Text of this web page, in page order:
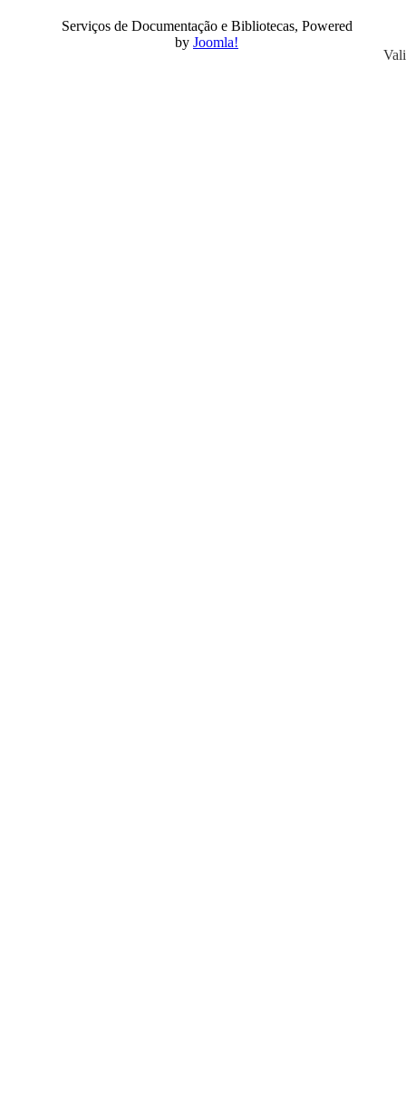
Serviços de Documentação e Bibliotecas, Powered
by Joomla!